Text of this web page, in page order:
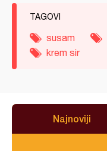
TAGOVI
susam
krem sir
Najnoviji